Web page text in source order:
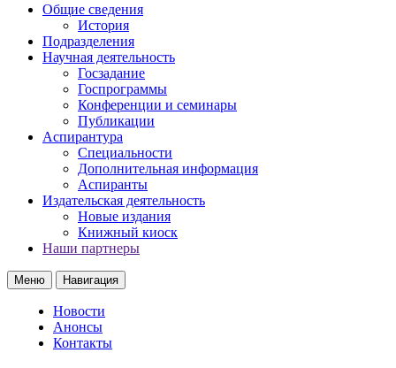
Общие сведения
История
Подразделения
Научная деятельность
Госзадание
Госпрограммы
Конференции и семинары
Публикации
Аспирантура
Специальности
Дополнительная информация
Аспиранты
Издательская деятельность
Новые издания
Книжный киоск
Наши партнеры
Меню Навигация
Новости
Анонсы
Контакты